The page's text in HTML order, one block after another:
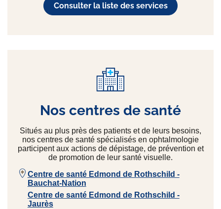
Consulter la liste des services
Nos centres de santé
Situés au plus près des patients et de leurs besoins,
nos centres de santé spécialisés en ophtalmologie
participent aux actions de dépistage, de prévention et
de promotion de leur santé visuelle.
Centre de santé Edmond de Rothschild -
Bauchat-Nation
Centre de santé Edmond de Rothschild -
Jaurès